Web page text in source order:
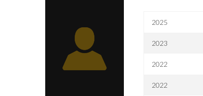
2025
2023
2022
2022